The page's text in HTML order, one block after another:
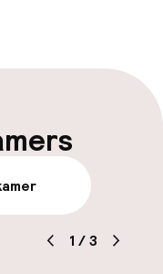
eigen terrein
1 /3